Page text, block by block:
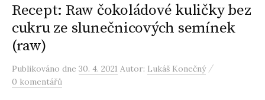
Recept: Raw čokoládové kuličky bez
cukru ze slunečnicových semínek
(raw)
Publikováno dne 30. 4. 2021 Autor: Lukáš Konečný /
0 komentářů